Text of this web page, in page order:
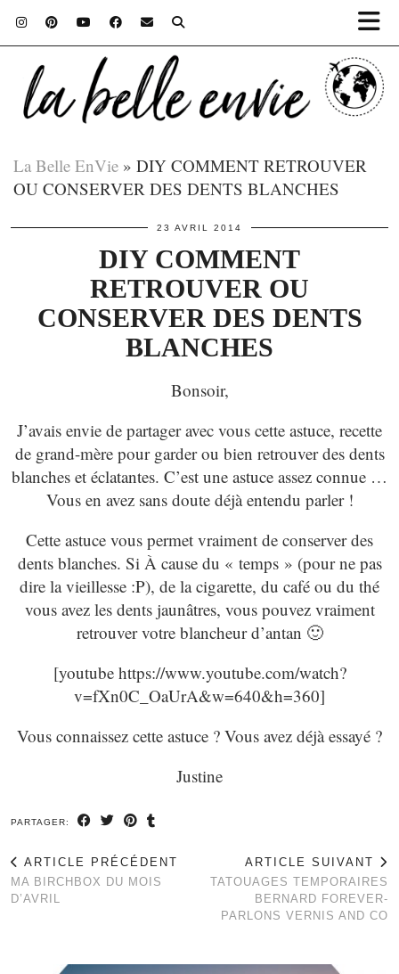
La Belle EnVie » DIY COMMENT RETROUVER
OU CONSERVER DES DENTS BLANCHES
23 AVRIL 2014
DIY COMMENT
RETROUVER OU
CONSERVER DES DENTS
BLANCHES
Bonsoir,
J’avais envie de partager avec vous cette astuce, recette
de grand-mère pour garder ou bien retrouver des dents
blanches et éclatantes. C’est une astuce assez connue …
Vous en avez sans doute déjà entendu parler !
Cette astuce vous permet vraiment de conserver des
dents blanches. Si À cause du « temps » (pour ne pas
dire la vieillesse :P), de la cigarette, du café ou du thé
vous avez les dents jaunâtres, vous pouvez vraiment
retrouver votre blancheur d’antan 🙂
[youtube https://www.youtube.com/watch?
v=fXn0C_OaUrA&w=640&h=360]
Vous connaissez cette astuce ? Vous avez déjà essayé ?
Justine
PARTAGER:
ARTICLE PRÉCÉDENT
MA BIRCHBOX DU MOIS
D’AVRIL
ARTICLE SUIVANT
TATOUAGES TEMPORAIRES
BERNARD FOREVER-
PARLONS VERNIS AND CO